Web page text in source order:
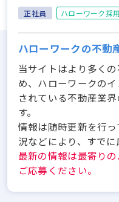
正社員 ハローワーク採
ハローワークの不動
当サイトはより多く
め、ハローワークの
されている不動産業
す。
情報は随時更新を行
況などにより、すでに
最新の情報は最寄りの
ご応募ください。